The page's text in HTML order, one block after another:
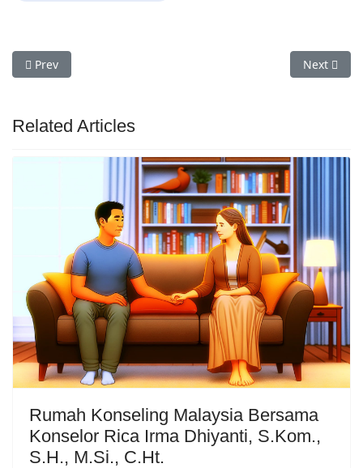
Previous article: Marriage Counselor Household for Marriage
Prev Next
Next
Related Articles
Rumah Konseling Malaysia Bersama
Konselor Rica Irma Dhiyanti, S.Kom.,
S.H., M.Si., C.Ht.